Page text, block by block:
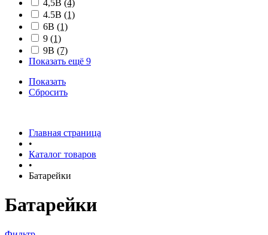
4,5В (4)
4.5В (1)
6В (1)
9 (1)
9В (7)
Показать ещё 9
Показать
Сбросить
Главная страница
•
Каталог товаров
•
Батарейки
Батарейки